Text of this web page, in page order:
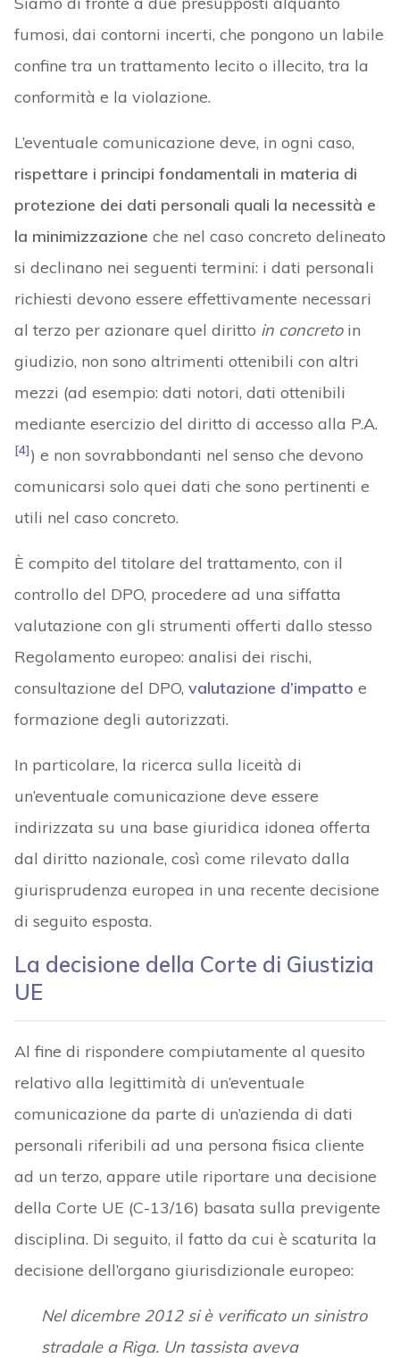
fumosi, dai contorni incerti, che pongono un labile
confine tra un trattamento lecito o illecito, tra la
conformità e la violazione.
L’eventuale comunicazione deve, in ogni caso,
rispettare i principi fondamentali in materia di
protezione dei dati personali quali la necessità e
la minimizzazione che nel caso concreto delineato
si declinano nei seguenti termini: i dati personali
richiesti devono essere effettivamente necessari
al terzo per azionare quel diritto in concretoin
giudizio, non sono altrimenti ottenibili con altri
mezzi (ad esempio: dati notori, dati ottenibili
mediante esercizio del diritto di accesso alla P.A.
[4]) e non sovrabbondanti nel senso che devono
comunicarsi solo quei dati che sono pertinenti e
utili nel caso concreto.
È compito del titolare del trattamento, con il
controllo del DPO, procedere ad una siffatta
valutazione con gli strumenti offerti dallo stesso
Regolamento europeo: analisi dei rischi,
consultazione del DPO, valutazione d’impatto e
formazione degli autorizzati.
In particolare, la ricerca sulla liceità di
un’eventuale comunicazione deve essere
indirizzata su una base giuridica idonea offerta
dal diritto nazionale, così come rilevato dalla
giurisprudenza europea in una recente decisione
di seguito esposta.
La decisione della Corte di Giustizia
UE
Al fine di rispondere compiutamente al quesito
relativo alla legittimità di un’eventuale
comunicazione da parte di un’azienda di dati
personali riferibili ad una persona fisica cliente
ad un terzo, appare utile riportare una decisione
della Corte UE (C-13/16) basata sulla previgente
disciplina. Di seguito, il fatto da cui è scaturita la
decisione dell’organo giurisdizionale europeo:
Nel dicembre 2012 si è verificato un sinistro
stradale a Riga. Un tassista aveva